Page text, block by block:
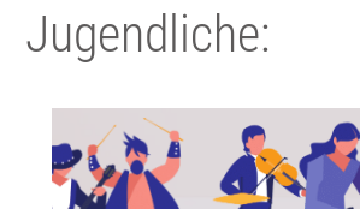
Jugendliche: